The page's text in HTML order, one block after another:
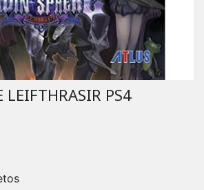
LEIFTHRASIR PS4